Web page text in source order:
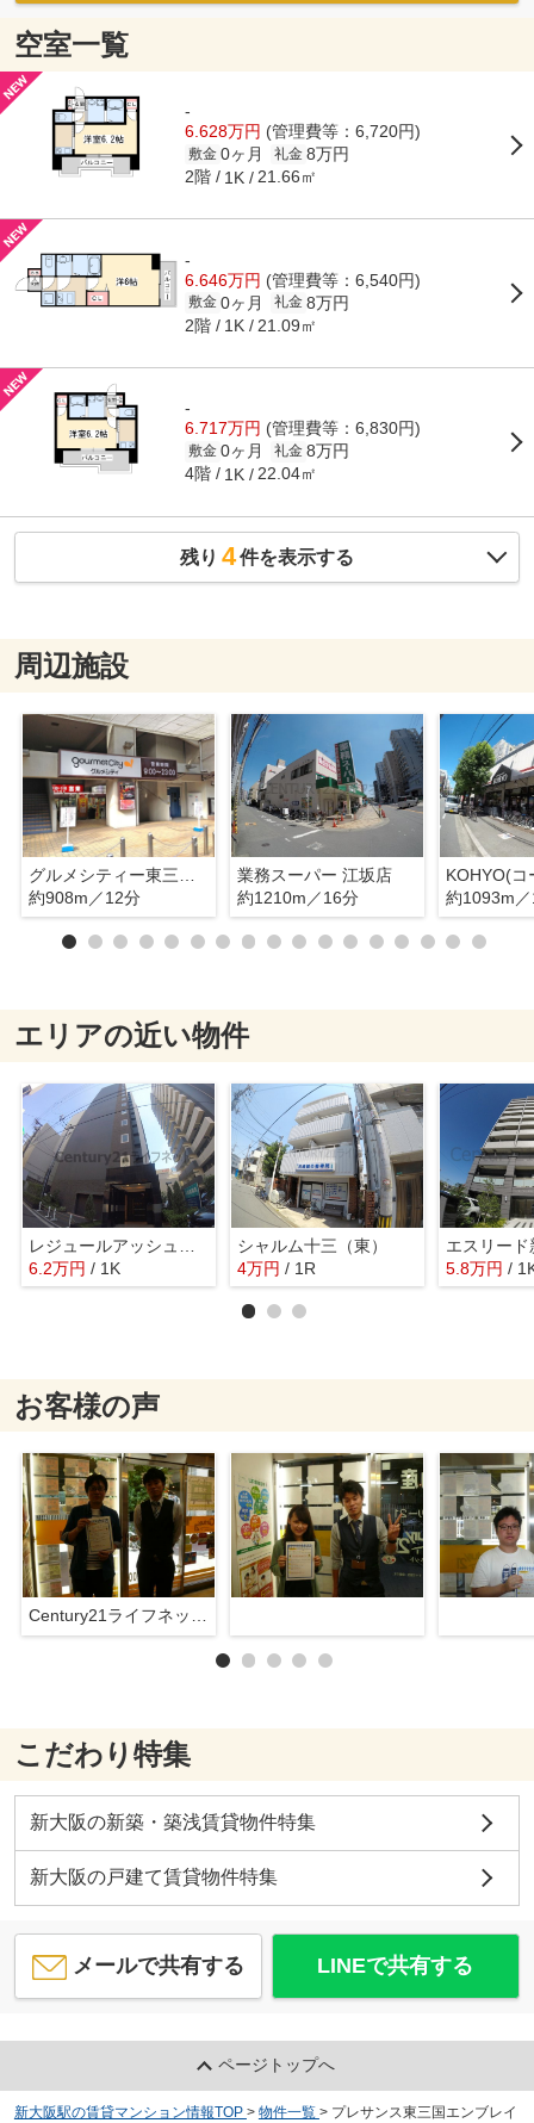
空室一覧
-
6.628万円 (管理費等：6,720円)
敷金 0ヶ月 礼金 8万円
2階 1K 21.66㎡
-
6.646万円 (管理費等：6,540円)
敷金 0ヶ月 礼金 8万円
2階 1K 21.09㎡
-
6.717万円 (管理費等：6,830円)
敷金 0ヶ月 礼金 8万円
4階 1K 22.04㎡
残り 4件を表示する
周辺施設
約908m／12分
業務スーパー 江坂店
約1210m／16分
約1093m
エリアの近い物件
6.2万円 / 1K
シャルム十三（東）
4万円 / 1R 5.8万円 /
お客様の声
こだわり特集
新大阪の新築・築浅賃貸物件特集
新大阪の戸建て賃貸物件特集
メールで共有する LINEで共有する
ページトップへ
新大阪駅の賃貸マンション情報TOP > 物件一覧 > プレサンス東三国エンブレイ